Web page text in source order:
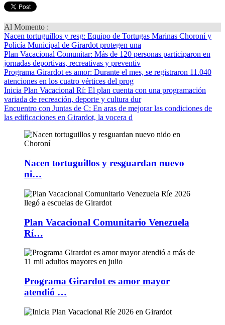
Al Momento :
Nacen tortuguillos y resg: Equipo de Tortugas Marinas Choroní y
Policía Municipal de Girardot protegen una
Plan Vacacional Comunitar: Más de 120 personas participaron en
jornadas deportivas, recreativas y preventiv
Programa Girardot es amor: Durante el mes, se registraron 11.040
atenciones en los cuatro vértices del prog
Inicia Plan Vacacional Rí: El plan cuenta con una programación
variada de recreación, deporte y cultura dur
Encuentro con Juntas de C: En aras de mejorar las condiciones de
las edificaciones en Girardot, la vocera d
Nacen tortuguillos y resguardan nuevo
ni…
Plan Vacacional Comunitario Venezuela
Rí…
Programa Girardot es amor mayor
atendió …